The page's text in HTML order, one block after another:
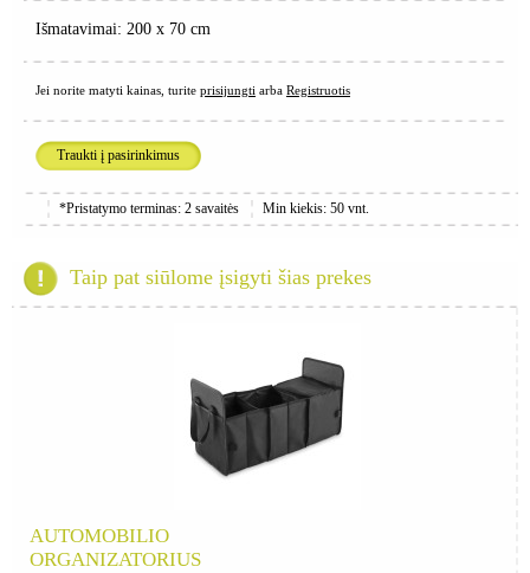
Išmatavimai: 200 x 70 cm
Jei norite matyti kainas, turite prisijungti arba Registruotis
Traukti į pasirinkimus
*Pristatymo terminas: 2 savaitės Min kiekis: 50 vnt.
Taip pat siūlome įsigyti šias prekes
AUTOMOBILIO
ORGANIZATORIUS